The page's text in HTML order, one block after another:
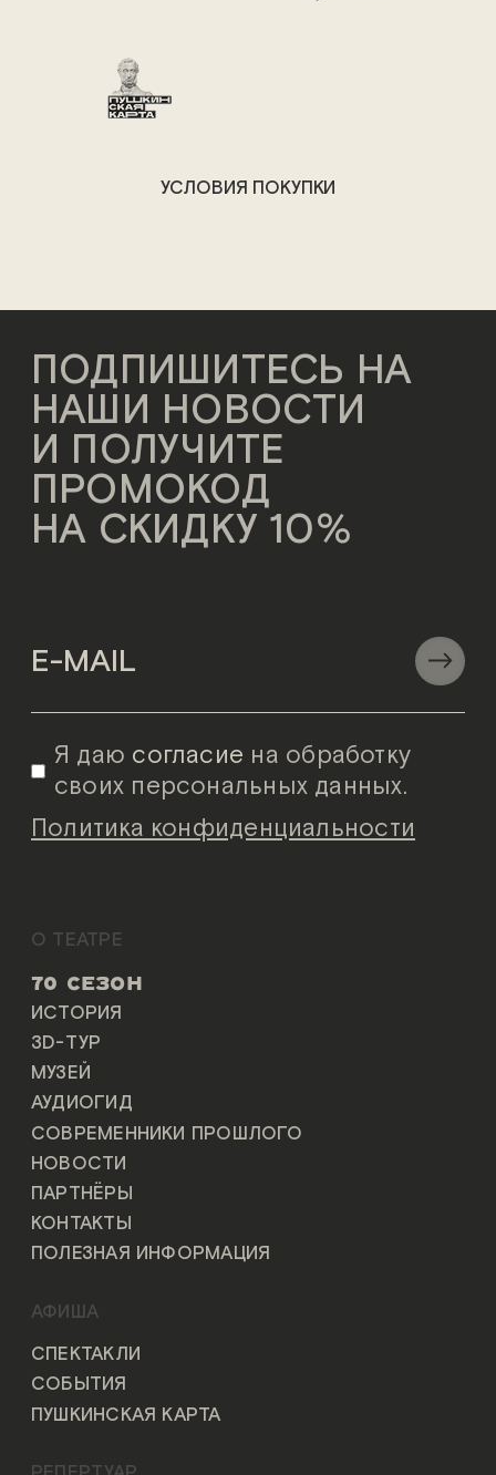
УСЛОВИЯ ПОКУПКИ
ПОДПИШИТЕСЬ НА
НАШИ НОВОСТИ
И ПОЛУЧИТЕ
ПРОМОКОД
НА СКИДКУ 10%
Я даю согласие на обработку
своих персональных данных.
Политика конфиденциальности
О ТЕАТРЕ
70 СЕЗОН
ИСТОРИЯ
3D-ТУР
МУЗЕЙ
АУДИОГИД
СОВРЕМЕННИКИ ПРОШЛОГО
НОВОСТИ
ПАРТНЁРЫ
КОНТАКТЫ
ПОЛЕЗНАЯ ИНФОРМАЦИЯ
АФИША
СПЕКТАКЛИ
СОБЫТИЯ
ПУШКИНСКАЯ КАРТА